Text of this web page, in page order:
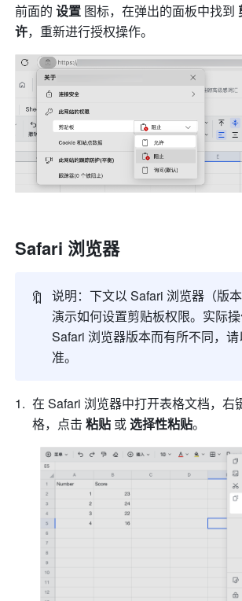
前面的 设置 图标，在弹出的面板中找到
许，重新进行授权操作。
Safari 浏览器
🔖
说明：下文以 Safari 浏览器（版本
演示如何设置剪贴板权限。实际
Safari 浏览器版本而有所不同，
准。
在 Safari 浏览器中打开表格文档，右
格，点击 粘贴 或 选择性粘贴。